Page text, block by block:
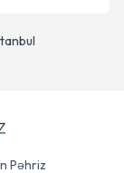
Pəhriz